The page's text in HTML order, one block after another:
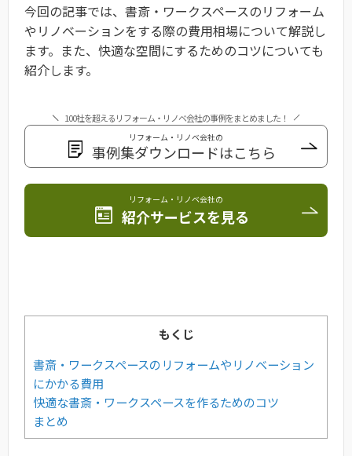
今回の記事では、書斎・ワークスペースのリフォーム
やリノベーションをする際の費用相場について解説し
ます。また、快適な空間にするためのコツについても
紹介します。
100社を超えるリフォーム・リノベ会社の事例をまとめました！
リフォーム・リノベ会社の
事例集ダウンロードはこちら
リフォーム・リノベ会社の
紹介サービスを見る
もくじ
書斎・ワークスペースのリフォームやリノベーション
にかかる費用
快適な書斎・ワークスペースを作るためのコツ
まとめ